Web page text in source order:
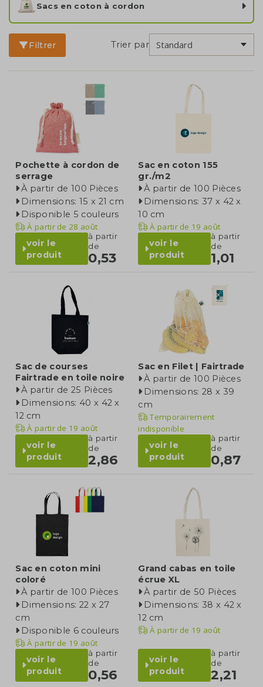
Sacs en coton à cordon
Filtrer Trier par
Pochette à cordon de
serrage
À partir de 100 Pièces
Dimensions: 15 x 21 cm
Disponible 5 couleurs
À partir de 28 août
voir le
produit
à partir
de
0,53
Sac en coton 155
gr./m2
À partir de 100 Pièces
Dimensions: 37 x 42 x
10 cm
À partir de 19 août
voir le
produit
à partir
de
1,01
Sac de courses
Fairtrade en toile noire
À partir de 25 Pièces
Dimensions: 40 x 42 x
12 cm
À partir de 19 août
voir le
produit
à partir
de
2,86
Sac en Filet | Fairtrade
À partir de 100 Pièces
Dimensions: 28 x 39
cm
Temporairement
indisponible
voir le
produit
à partir
de
0,87
Sac en coton mini
coloré
À partir de 100 Pièces
Dimensions: 22 x 27
cm
Disponible 6 couleurs
À partir de 19 août
voir le
produit
à partir
de
0,56
Grand cabas en toile
écrue XL
À partir de 50 Pièces
Dimensions: 38 x 42 x
12 cm
À partir de 19 août
voir le
produit
à partir
de
2,21